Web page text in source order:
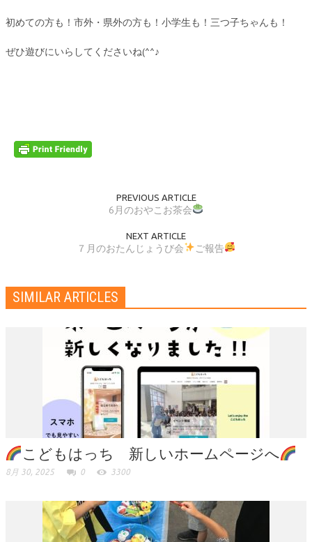
初めての方も！市外・県外の方も！小学生も！三つ子ちゃんも！
ぜひ遊びにいらしてくださいね(^^♪
PREVIOUS ARTICLE
6月のおやこお茶会
NEXT ARTICLE
７月のおたんじょうび会 ご報告
SIMILAR ARTICLES
こどもはっち 新しいホームページへ
8月 30, 2025 0 3300